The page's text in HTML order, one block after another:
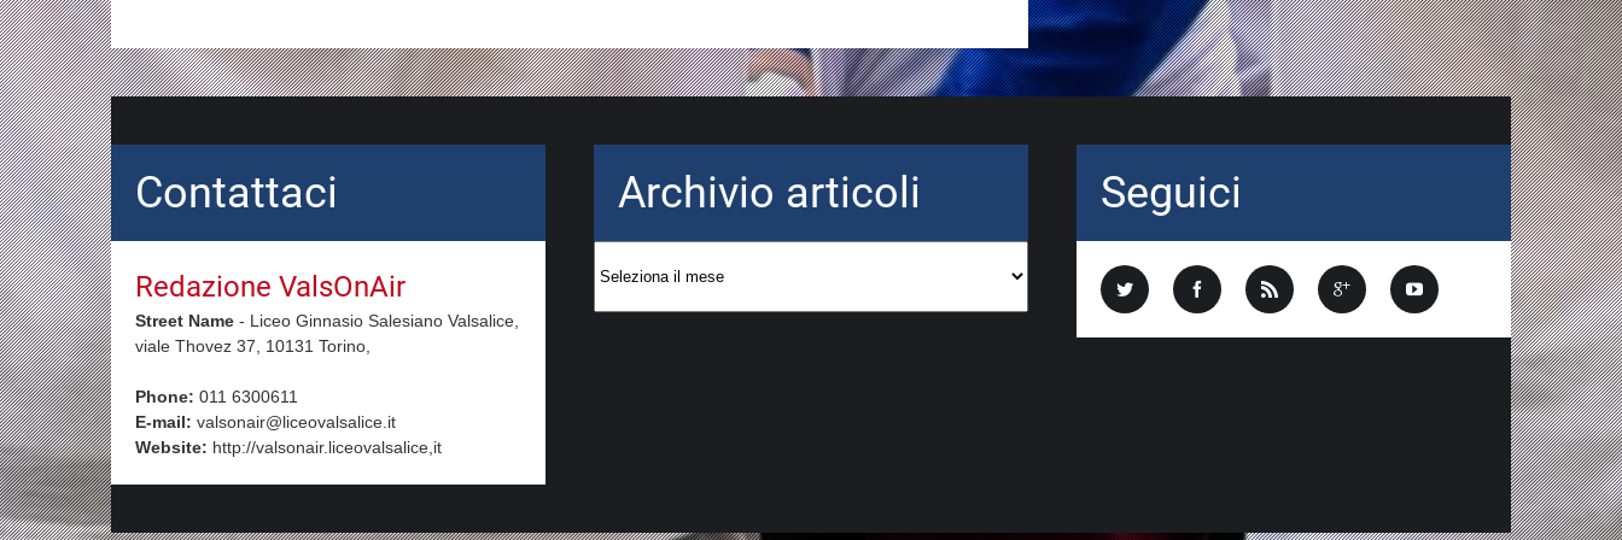
Contattaci
Redazione ValsOnAir
Street Name - Liceo Ginnasio Salesiano Valsalice,
viale Thovez 37, 10131 Torino,
Phone: 011 6300611
E-mail: valsonair@liceovalsalice.it
Website: http://valsonair.liceovalsalice,it
Archivio articoli
articoli
Seguici